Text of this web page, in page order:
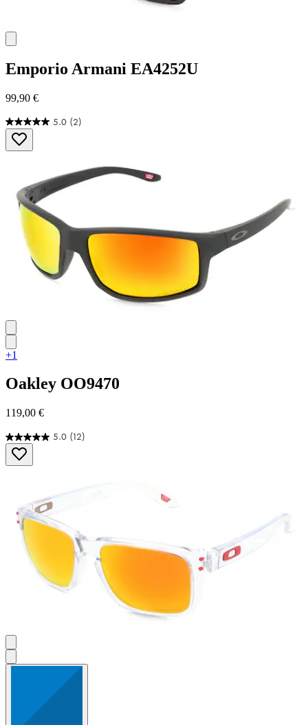
Emporio Armani EA4252U
99,90 €
5.0 (2)
5.0
von
5
Bewertungen
+1
Oakley OO9470
119,00 €
5.0 (12)
5.0
von
5
Bewertungen